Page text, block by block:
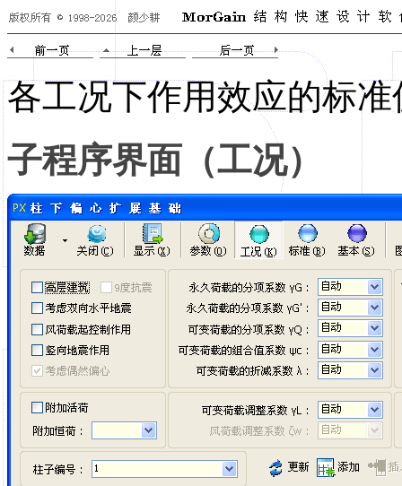
各工况下作用效应的标准
子程序界面（工况）